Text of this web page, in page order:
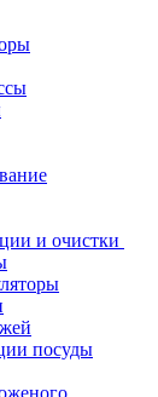
и очистки
посуды